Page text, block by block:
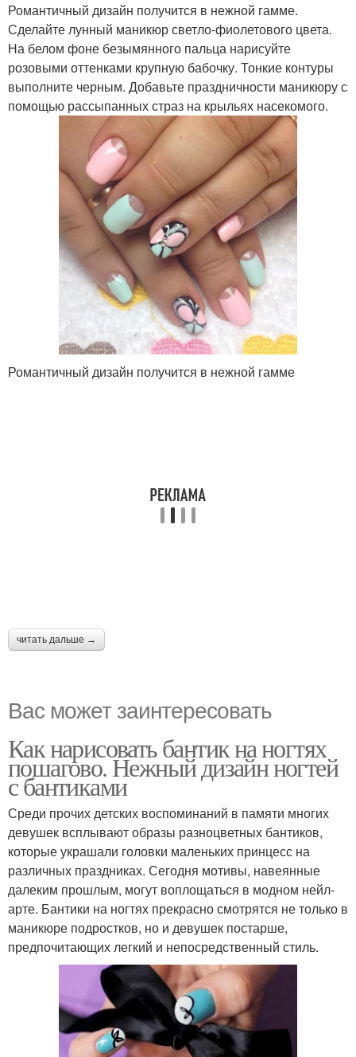
Романтичный дизайн получится в нежной гамме.
Сделайте лунный маникюр светло-фиолетового цвета.
На белом фоне безымянного пальца нарисуйте
розовыми оттенками крупную бабочку. Тонкие контуры
выполните черным. Добавьте праздничности маникюру с
помощью рассыпанных страз на крыльях насекомого.
Романтичный дизайн получится в нежной гамме
читать дальше →
Вас может заинтересовать
Как нарисовать бантик на ногтях
пошагово. Нежный дизайн ногтей
с бантиками
Среди прочих детских воспоминаний в памяти многих
девушек всплывают образы разноцветных бантиков,
которые украшали головки маленьких принцесс на
различных праздниках. Сегодня мотивы, навеянные
далеким прошлым, могут воплощаться в модном нейл-
арте. Бантики на ногтях прекрасно смотрятся не только в
маникюре подростков, но и девушек постарше,
предпочитающих легкий и непосредственный стиль.